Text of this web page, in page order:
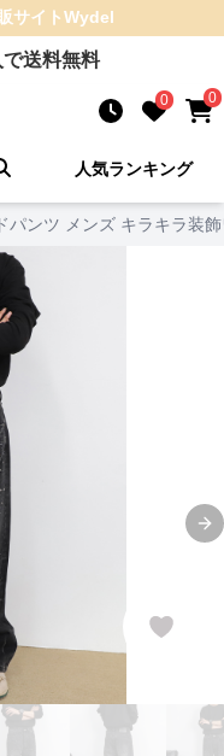
サイトWydel
送料無料
0 0
人気ランキング
パンツ メンズ キラキラ装